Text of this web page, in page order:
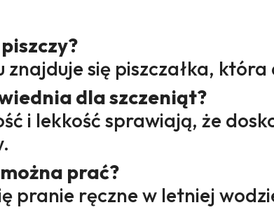
znajduje się piszczałka,
dla szczeniąt?
i lekkość sprawiają, że
prać?
pranie ręczne w letniej